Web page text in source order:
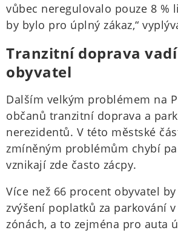
vůbec neregulovalo pouze 8 %
by bylo pro úplný zákaz,“
Tranzitní doprava
obyvatel
Dalším velkým problémem na
občanů tranzitní doprava a
nerezidentů. V této městské
zmíněným problémům chybí
vznikají zde často zácpy.
Více než 66 procent obyvatel
zvýšení poplatků za parkování
zónách, a to zejména pro auta